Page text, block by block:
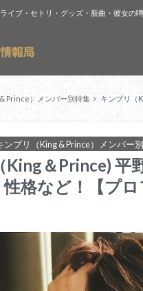
イブ・セトリ・グッズ・新曲・彼女の
Prince）メンバー別特集 キンプリ（
ンプリ（King & Prince）メンバー
＆Prince) 平
格など！【プ